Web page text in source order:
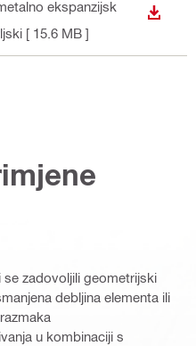
ekspanzijsk
[ 15.6 MB ]
zadovoljili geometrijski
debljina elementa ili
u kombinaciji s